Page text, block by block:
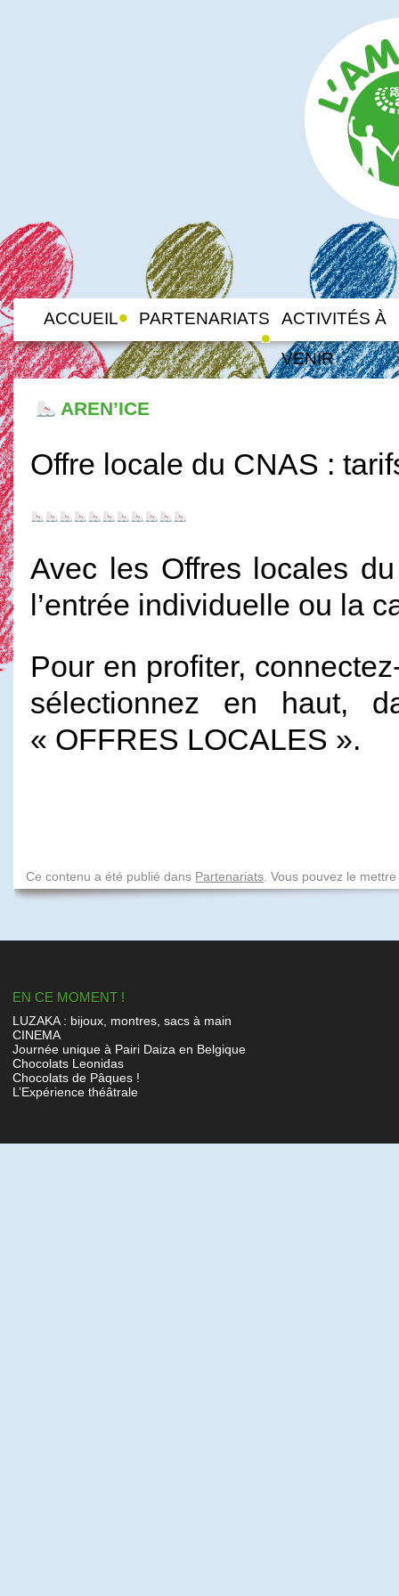
ACCUEIL PARTENARIATS ACTIVITÉS À
VENIR
AREN’ICE
Offre locale du CNAS :
Avec les Offres locales
l’entrée individuelle ou la
Pour en profiter,
sélectionnez en haut,
« OFFRES LOCALES ».
Ce contenu a été publié dans Partenariats . Vous pouvez le
EN CE MOMENT !
LUZAKA : bijoux, montres, sacs à main
CINEMA
Journée unique à Pairi Daiza en Belgique
Chocolats Leonidas
Chocolats de Pâques !
L’Expérience théâtrale